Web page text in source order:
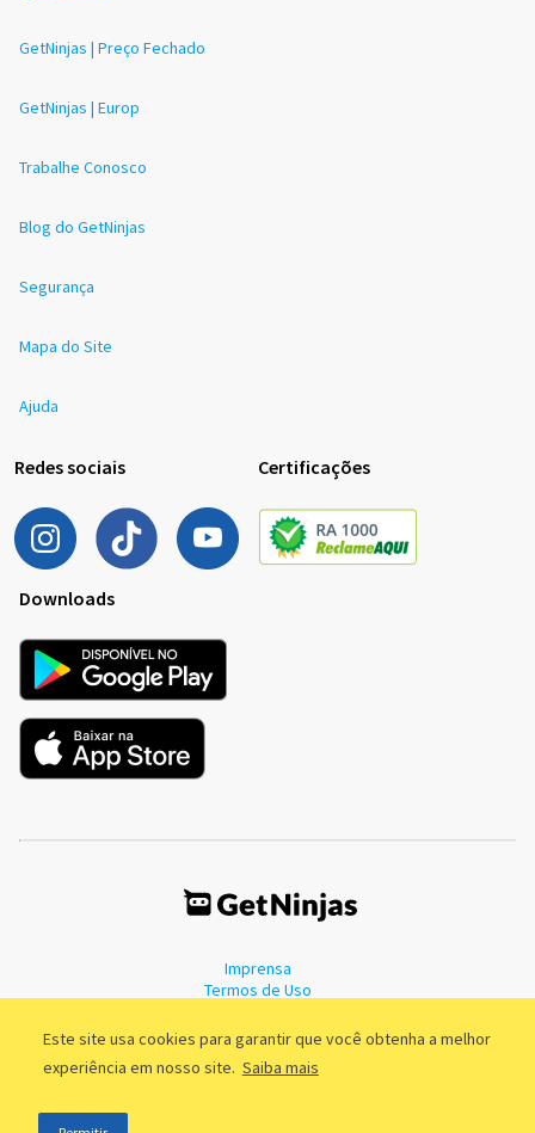
Este site usa cookies para garantir que você obtenha a melhor
experiência em nosso site. Saiba mais
GetNinjas | Preço Fechado
GetNinjas | Europ
Trabalhe Conosco
Blog do GetNinjas
Segurança
Mapa do Site
Ajuda
Redes sociais Certificações
Downloads
Imprensa
Termos de Uso
©2011 - 2026, GetNinjas LTDA. CNPJ 55.744.877/0001-89 - Rua Dr.